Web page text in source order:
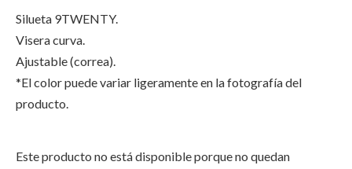
Silueta 9TWENTY.
Visera curva.
Ajustable (correa).
*El color puede variar ligeramente en la fotografía del
producto.
Este producto no está disponible porque no quedan